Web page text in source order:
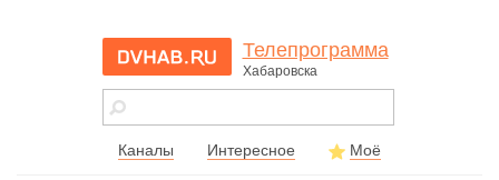
dvhab.ru - сайт
города
Телепрограмма
Хабаровска
Каналы Интересное Моё